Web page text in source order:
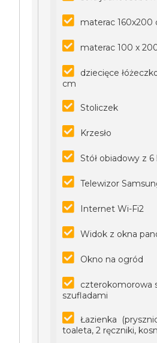
materac 160x200
materac 100 x
dziecięce
cm
Stoliczek
Krzesło
Stół obiadowy z 6
Telewizor
Internet Wi-Fi2
Widok z okna
Okno na ogród
czterokomorowa
szufladami
Łazienka
toaleta, 2 ręczniki,